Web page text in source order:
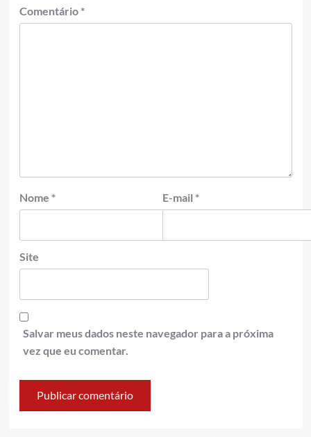
Comentário *
Nome * E-mail *
Site
Salvar meus dados neste navegador para a próxima
vez que eu comentar.